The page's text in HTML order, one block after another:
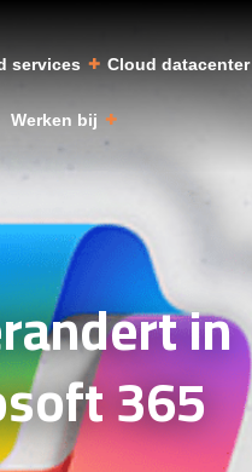
services Cloud datacenter
Werken bij
in
365